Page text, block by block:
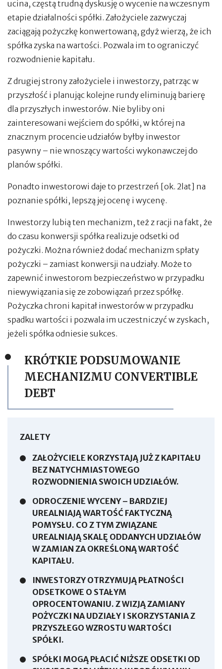
ucina, częstą trudną dyskusję o wycenie na wczesnym
etapie działalności spółki. Założyciele zazwyczaj
zaciągają pożyczkę konwertowaną, gdyż wierzą, że ich
spółka zyska na wartości. Pozwala im to ograniczyć
rozwodnienie kapitału.
Z drugiej strony założyciele i inwestorzy, patrząc w
przyszłość i planując kolejne rundy eliminują barierę
dla przyszłych inwestorów. Nie byliby oni
zainteresowani wejściem do spółki, w której na
znacznym procencie udziałów byłby inwestor
pasywny – nie wnoszący wartości wykonawczej do
planów spółki.
Ponadto inwestorowi daje to przestrzeń [ok. 2lat] na
poznanie spółki, lepszą jej ocenę i wycenę.
Inwestorzy lubią ten mechanizm, też z racji na fakt, że
do czasu konwersji spółka realizuje odsetki od
pożyczki. Można również dodać mechanizm spłaty
pożyczki – zamiast konwersji na udziały. Może to
zapewnić inwestorom bezpieczeństwo w przypadku
niewywiązania się ze zobowiązań przez spółkę.
Pożyczka chroni kapitał inwestorów w przypadku
spadku wartości i pozwala im uczestniczyć w zyskach,
jeżeli spółka odniesie sukces.
KRÓTKIE PODSUMOWANIE
MECHANIZMU CONVERTIBLE
DEBT
ZALETY
ZAŁOŻYCIELE KORZYSTAJĄ JUŻ Z KAPITAŁU
BEZ NATYCHMIASTOWEGO
ROZWODNIENIA SWOICH UDZIAŁÓW.
ODROCZENIE WYCENY – BARDZIEJ
UREALNIAJĄ WARTOŚĆ FAKTYCZNĄ
POMYSŁU. CO Z TYM ZWIĄZANE
UREALNIAJĄ SKALĘ ODDANYCH UDZIAŁÓW
W ZAMIAN ZA OKREŚLONĄ WARTOŚĆ
KAPITAŁU.
INWESTORZY OTRZYMUJĄ PŁATNOŚCI
ODSETKOWE O STAŁYM
OPROCENTOWANIU. Z WIZJĄ ZAMIANY
POŻYCZKI NA UDZIAŁY I SKORZYSTANIA Z
PRZYSZŁEGO WZROSTU WARTOŚCI
SPÓŁKI.
SPÓŁKI MOGĄ PŁACIĆ NIŻSZE ODSETKI OD